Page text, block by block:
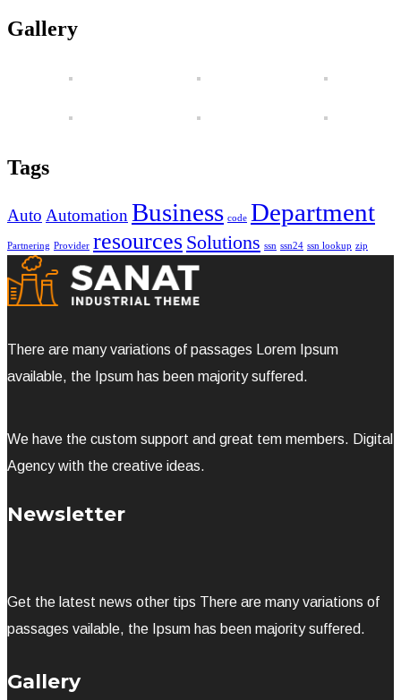
Gallery
Tags
Auto Automation Business code Department
Partnering Provider resources Solutions ssn ssn24 ssn lookup zip
There are many variations of passages Lorem Ipsum
available, the Ipsum has been majority suffered.
We have the custom support and great tem members. Digital
Agency with the creative ideas.
Newsletter
Get the latest news other tips There are many variations of
passages vailable, the Ipsum has been majority suffered.
Gallery